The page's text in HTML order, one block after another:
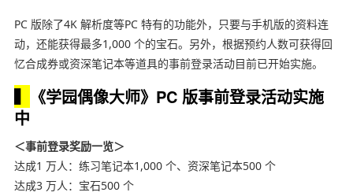
PC 版除了4K 解析度等PC 特有的功能外，只要与手机版的资料连
动，还能获得最多1,000 个的宝石。另外，根据预约人数可获得回
忆合成券或资深笔记本等道具的事前登录活动目前已开始实施。
▍
《学园偶像大师》PC 版事前登录活动实施
中
＜事前登录奖励一览＞
达成1 万人：练习笔记本1,000 个、资深笔记本500 个
达成3 万人：宝石500 个